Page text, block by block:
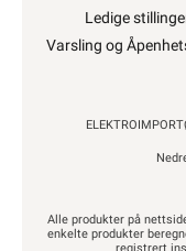
Ledige
Varsling og
Alle produkter på
enkelte produkter